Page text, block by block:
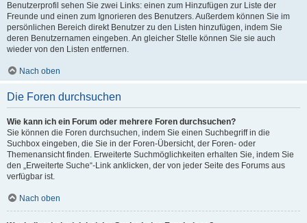
Benutzerprofil sehen Sie zwei Links: einen zum Hinzufügen zur Liste der
Freunde und einen zum Ignorieren des Benutzers. Außerdem können Sie im
persönlichen Bereich direkt Benutzer zu den Listen hinzufügen, indem Sie
deren Benutzernamen eingeben. An gleicher Stelle können Sie sie auch
wieder von den Listen entfernen.
Nach oben
Die Foren durchsuchen
Wie kann ich ein Forum oder mehrere Foren durchsuchen?
Sie können die Foren durchsuchen, indem Sie einen Suchbegriff in die
Suchbox eingeben, die Sie in der Foren-Übersicht, der Foren- oder
Themenansicht finden. Erweiterte Suchmöglichkeiten erhalten Sie, indem Sie
den „Erweiterte Suche“-Link anklicken, der von jeder Seite des Forums aus
verfügbar ist.
Nach oben